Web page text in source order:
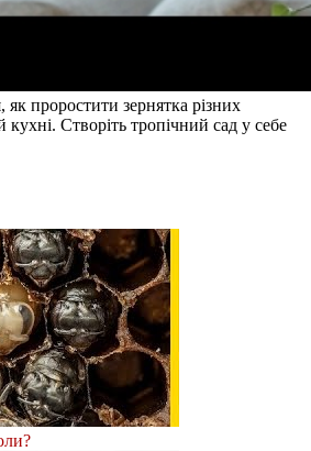
як проростити зернятка різних
Створіть тропічний сад у себе